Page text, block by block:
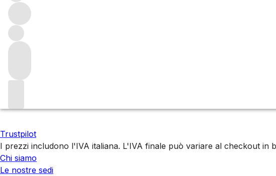
Filters
Attendere prego
Stiamo preparando i tuoi contenuti...
Trustpilot
I prezzi includono l'IVA italiana. L'IVA finale può variare al checkout in
Chi siamo
Le nostre sedi